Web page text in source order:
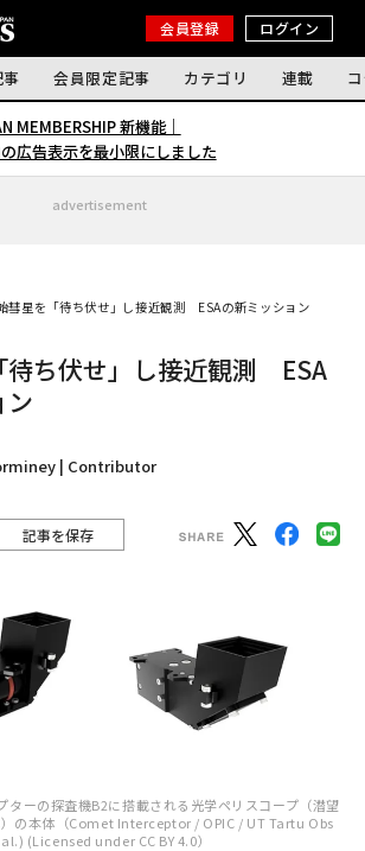
会員登録 ログイン
会員限定記事 カテゴリ 連載
MEMBERSHIP 新機能｜
広告表示を最小限にしました
advertisement
彗星を「待ち伏せ」し接近観測 ESAの新ミッション
待ち伏せ」し接近観測 ESA
ン
| Contributor
記事を保存
ターの探査機B2に搭載される光学ペリスコープ（潜望
の本体（Comet Interceptor / OPIC / UT Tartu Obs
(Licensed under CC BY 4.0）